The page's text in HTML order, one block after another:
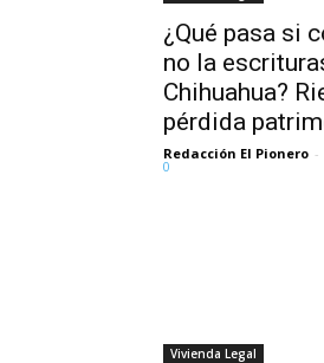
¿Qué pasa si
no la
Chihuahua?
pérdida
Redacción El Pionero -
0
Vivienda Legal